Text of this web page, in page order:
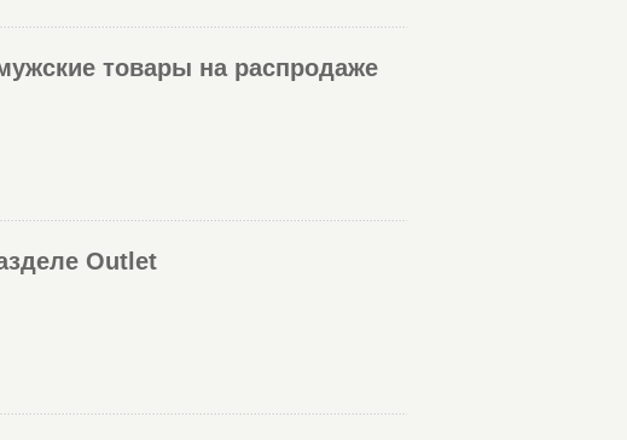
товары на распродаже
Outlet